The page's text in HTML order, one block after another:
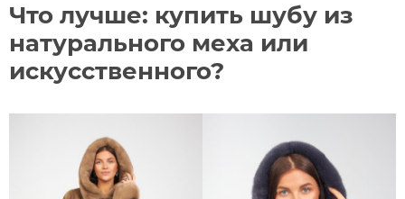
Что лучше: купить шубу из
натурального меха или
искусственного?